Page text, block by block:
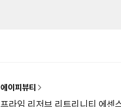
에이피뷰티
프라임 리저브 리트리니티 에센